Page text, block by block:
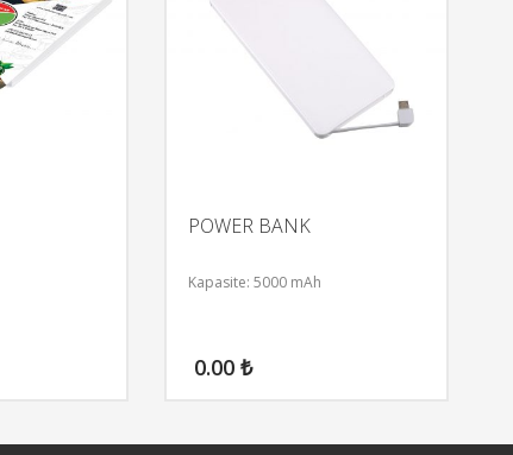
POWER BANK
Kapasite: 5000 mAh
0.00 ₺